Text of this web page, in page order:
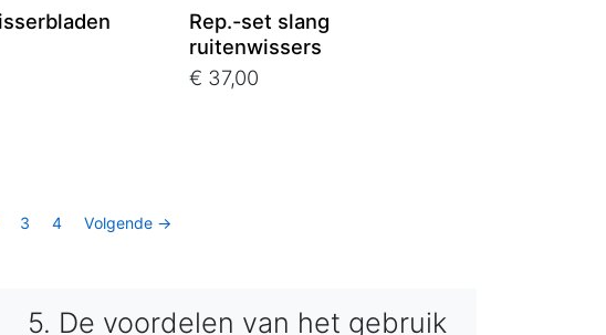
Rep.-set slang
ruitenwissers
€ 37,00
3 4 Volgende →
5. De voordelen van het gebruik